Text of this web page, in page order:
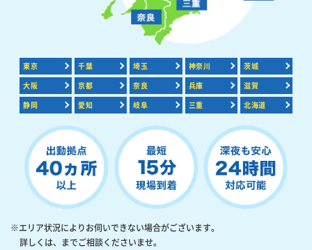
東京 千葉 埼玉 神奈川
茨城
大阪
京都 奈良 兵庫
滋賀
静岡
愛知 岐阜 三重 北海道
※エリア状況によりお伺いできない場合がございます。
詳しくは、 までご相談くださいませ。